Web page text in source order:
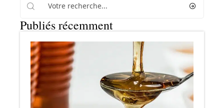
Publiés récemment